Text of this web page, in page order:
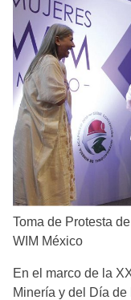
Toma de Protesta
WIM México
En el marco de la
Minería y del Día